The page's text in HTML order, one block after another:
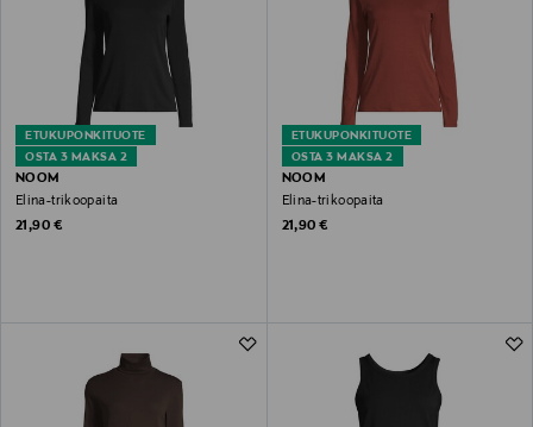
OSTA 3 MAKSA 2
ETUKUPONKITUOTE
NOOM
Elina-trikoopaita
Original Price
21,90 €
OSTA 3 MAKSA 2
ETUKUPONKITUOTE
NOOM
Elina-trikoopaita
Original Price
21,90 €